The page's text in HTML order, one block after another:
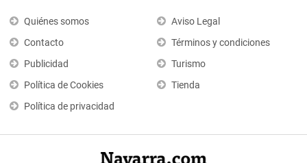
Quiénes somos
Contacto
Publicidad
Política de Cookies
Política de privacidad
Aviso Legal
Términos y condiciones
Turismo
Tienda